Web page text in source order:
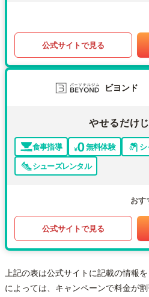
公式サイトで見る
ビヨンド
やせるだけ
食事指導 無料体験 シ
シューズレンタル
おす
公式サイトで見る
上記の表は公式サイトに記載の情報
によっては、キャンペーンで料金が